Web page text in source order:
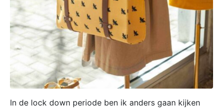
In de lock down periode ben ik anders gaan kijken